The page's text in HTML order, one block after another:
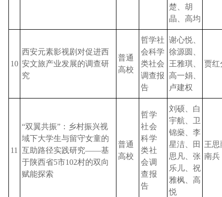
楚、胡
晶、高均
10
西安元素影视剧对促进西
安文旅产业发展的调查研
究
普通
高校
哲学社
会科学
类社会
调查报
告
谢心悦、
徐源圆、
王雅琪、
高一娟、
卢建权
贾红
11
“双翼共振”：乡村振兴视
域下大学生与留守女童的
互助路径实践研究——基
于陕西省5市102村的双向
赋能探索
普通
高校
哲学
社会
科学
类社
会调
查报
告
刘硕、白
宇航、卫
锦燊、李
星洁、田
思凡、张
乐儿、祝
雅枫、高
悦
王思
南兵